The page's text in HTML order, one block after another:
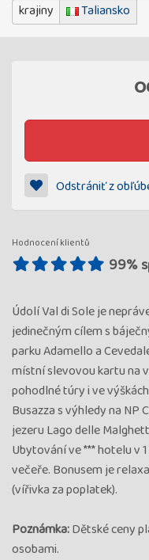
krajiny
Taliansko
Odstrániť z
Hodnocení klientů
99%
Údolí Val di Sole je
jedinečným cílem s
parku Adamello a
místní slevovou kartu na
pohodlné túry i ve
Busazza s výhledy na NP
jezeru Lago delle
Ubytování ve *** hotelu v
večeře. Bonusem je
(vířivka za poplatek).
Poznámka:Dětské ceny
osobami.